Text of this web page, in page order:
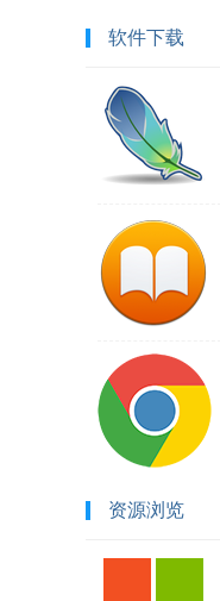
软件下载
资源浏览